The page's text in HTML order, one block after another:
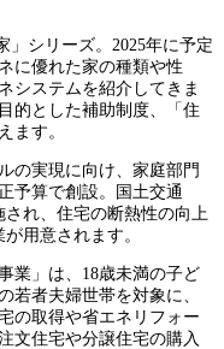
」シリーズ。2025年に予定
に優れた家の種類や性
システムを紹介してきま
的とした補助制度、「住
ます。
の実現に向け、家庭部門
予算で創設。国土交通
れ、住宅の断熱性の向上
用意されます。
業」は、18歳未満の子ど
若者夫婦世帯を対象に、
の取得や省エネリフォー
文住宅や分譲住宅の購入